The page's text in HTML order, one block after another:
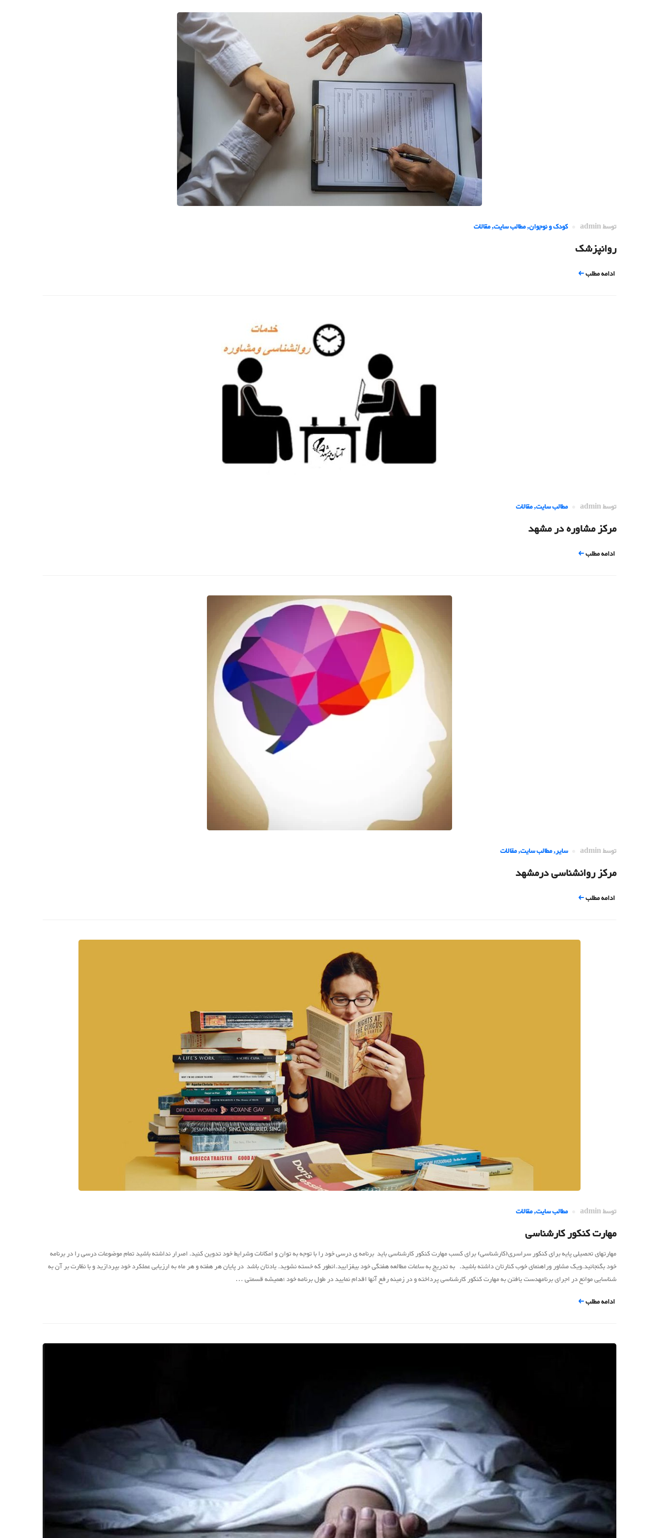
توسطadmin کودک و نوجوان,مطالب سایت,مقالات
روانپزشک
ادامه مطلب
توسطadmin مطالب سایت,مقالات
مرکز مشاوره در مشهد
ادامه مطلب
توسطadmin سایر,مطالب سایت,مقالات
مرکز روانشناسی درمشهد
ادامه مطلب
توسطadmin مطالب سایت,مقالات
مهارت کنکور کارشناسی
مهارتهای تحصیلی پایه برای کنکور سراسری(کارشناسی) برای کسب مهارت کنکور کارشناسی باید برنامه ی درسی خود را با توجه به توان و امکانات وشرایط خود تدوین کنید. اصرار نداشته باشید تمام موضوعات درسی را در برنامه
خود بگنجانید.ویک مشاور وراهنمای خوب کنارتان داشته باشید. به تدریج به ساعات مطالعه هفتگی خود بیفزایید.انطور که خسته نشوید. یادتان باشد در پایان هر هفته و هر ماه به ارزیابی عملکرد خود بپردازید و با نظارت بر آن به
شناسایی موانع در اجرای برنامهدست یافتن به مهارت کنکور کارشناسی پرداخته و در زمینه رفع آنها اقدام نمایید در طول برنامه خود ؛همیشه قسمتی …
ادامه مطلب